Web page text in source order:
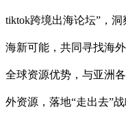
tiktok跨境出海论坛”，
海新可能，共同寻找海
全球资源优势，与亚洲
外资源，落地“走出去”战